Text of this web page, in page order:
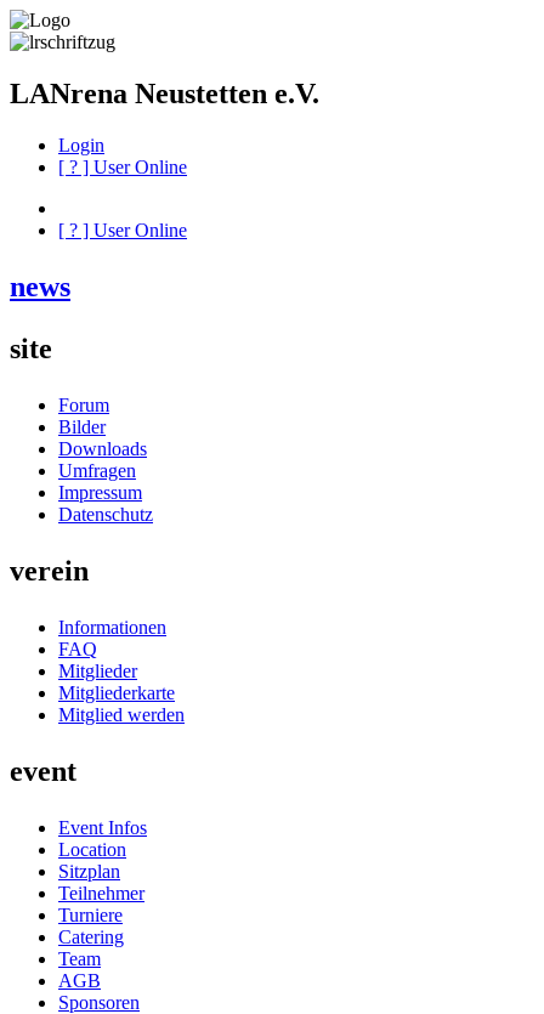
LANrena Neustetten e.V.
Login
[ ? ] User Online
[ ? ] User Online
news
site
Forum
Bilder
Downloads
Umfragen
Impressum
Datenschutz
verein
Informationen
FAQ
Mitglieder
Mitgliederkarte
Mitglied werden
event
Event Infos
Location
Sitzplan
Teilnehmer
Turniere
Catering
Team
AGB
Sponsoren